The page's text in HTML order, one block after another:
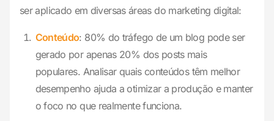
ser aplicado em diversas áreas do marketing digital:
Conteúdo: 80% do tráfego de um blog pode ser
gerado por apenas 20% dos posts mais
populares. Analisar quais conteúdos têm melhor
desempenho ajuda a otimizar a produção e manter
o foco no que realmente funciona.